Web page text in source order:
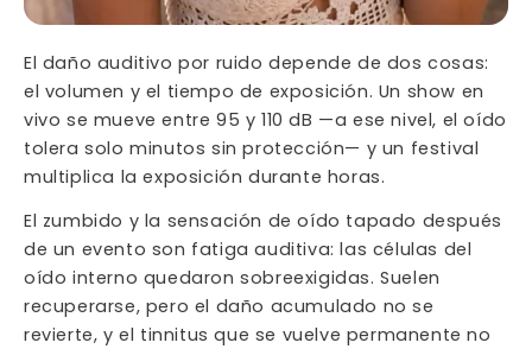
El daño auditivo por ruido depende de dos cosas:
el volumen y el tiempo de exposición. Un show en
vivo se mueve entre 95 y 110 dB —a ese nivel, el oído
tolera solo minutos sin protección— y un festival
multiplica la exposición durante horas.
El zumbido y la sensación de oído tapado después
de un evento son fatiga auditiva: las células del
oído interno quedaron sobreexigidas. Suelen
recuperarse, pero el daño acumulado no se
revierte, y el tinnitus que se vuelve permanente no